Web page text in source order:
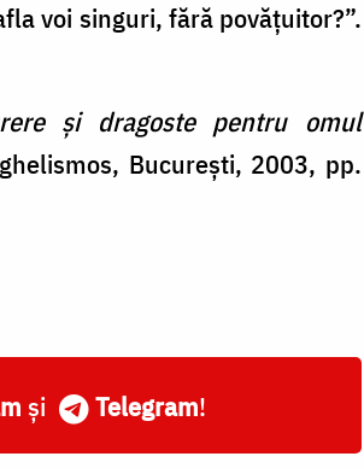
voi singuri, fără povăţuitor?”.
și dragoste pentru omul
București, 2003, pp.
și Telegram!